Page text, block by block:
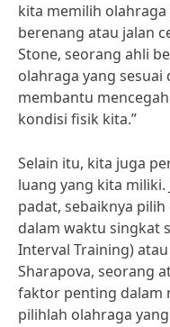
kita memilih
berenang atau jalan
Stone, seorang ahli
olahraga yang
membantu
kondisi fisik kita.”
Selain itu, kita juga
luang yang kita
padat, sebaiknya
dalam waktu singkat
Interval Training)
Sharapova, seorang
faktor penting dalam
pilihlah olahraga